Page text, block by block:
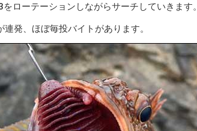
ローテーションしながらサーチしていきます。
発、ほぼ毎投バイトがあります。